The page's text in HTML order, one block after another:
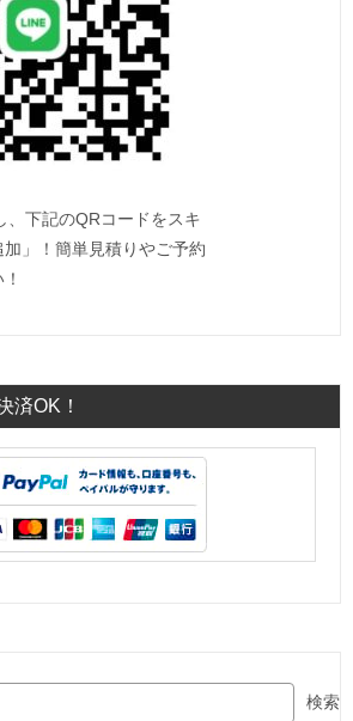
、下記のQRコードをスキ
」！簡単見積りやご予約
済OK！
検索